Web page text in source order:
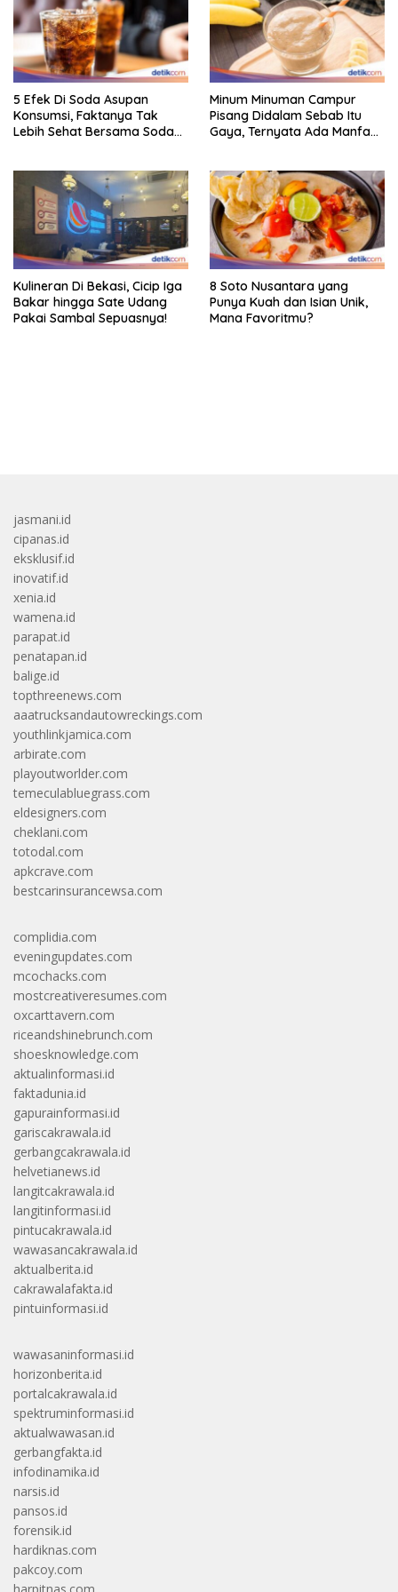
5 Efek Di Soda Asupan
Konsumsi, Faktanya Tak
Lebih Sehat Bersama Soda
Minum Minuman Campur
Pisang Didalam Sebab Itu
Gaya, Ternyata Ada Manfaat
Kulineran Di Bekasi, Cicip Iga
Bakar hingga Sate Udang
Pakai Sambal Sepuasnya!
8 Soto Nusantara yang
Punya Kuah dan Isian Unik,
Mana Favoritmu?
jasmani.id
cipanas.id
eksklusif.id
inovatif.id
xenia.id
wamena.id
parapat.id
penatapan.id
balige.id
topthreenews.com
aaatrucksandautowreckings.com
youthlinkjamica.com
arbirate.com
playoutworlder.com
temeculabluegrass.com
eldesigners.com
cheklani.com
totodal.com
apkcrave.com
bestcarinsurancewsa.com
complidia.com
eveningupdates.com
mcochacks.com
mostcreativeresumes.com
oxcarttavern.com
riceandshinebrunch.com
shoesknowledge.com
aktualinformasi.id
faktadunia.id
gapurainformasi.id
gariscakrawala.id
gerbangcakrawala.id
helvetianews.id
langitcakrawala.id
langitinformasi.id
pintucakrawala.id
wawasancakrawala.id
aktualberita.id
cakrawalafakta.id
pintuinformasi.id
wawasaninformasi.id
horizonberita.id
portalcakrawala.id
spektruminformasi.id
aktualwawasan.id
gerbangfakta.id
infodinamika.id
narsis.id
pansos.id
forensik.id
hardiknas.com
pakcoy.com